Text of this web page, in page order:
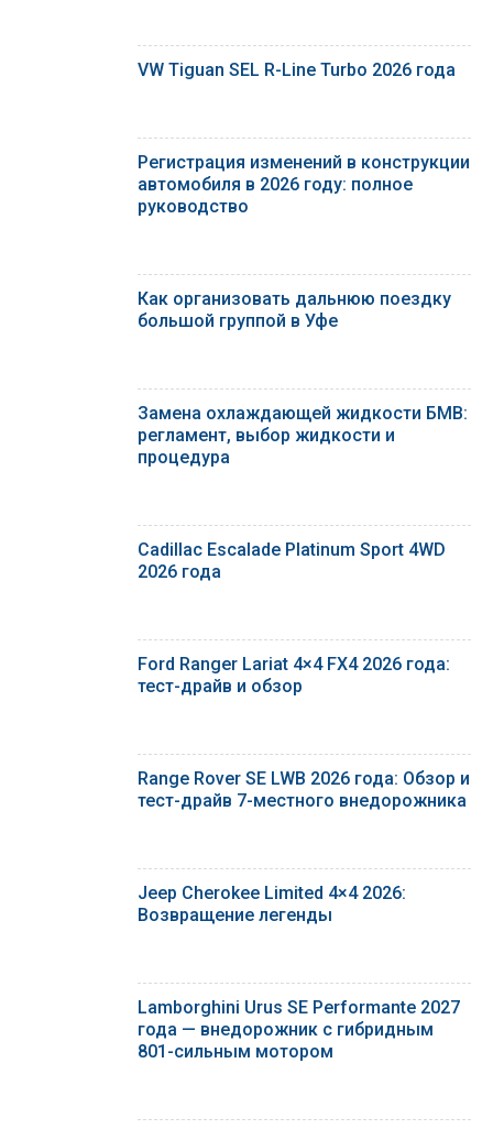
VW Tiguan SEL R-Line Turbo 2026 года
Регистрация изменений в конструкции
автомобиля в 2026 году: полное
руководство
Как организовать дальнюю поездку
большой группой в Уфе
Замена охлаждающей жидкости БМВ:
регламент, выбор жидкости и
процедура
Cadillac Escalade Platinum Sport 4WD
2026 года
Ford Ranger Lariat 4×4 FX4 2026 года:
тест-драйв и обзор
Range Rover SE LWB 2026 года: Обзор и
тест-драйв 7-местного внедорожника
Jeep Cherokee Limited 4×4 2026:
Возвращение легенды
Lamborghini Urus SE Performante 2027
года — внедорожник с гибридным
801-сильным мотором